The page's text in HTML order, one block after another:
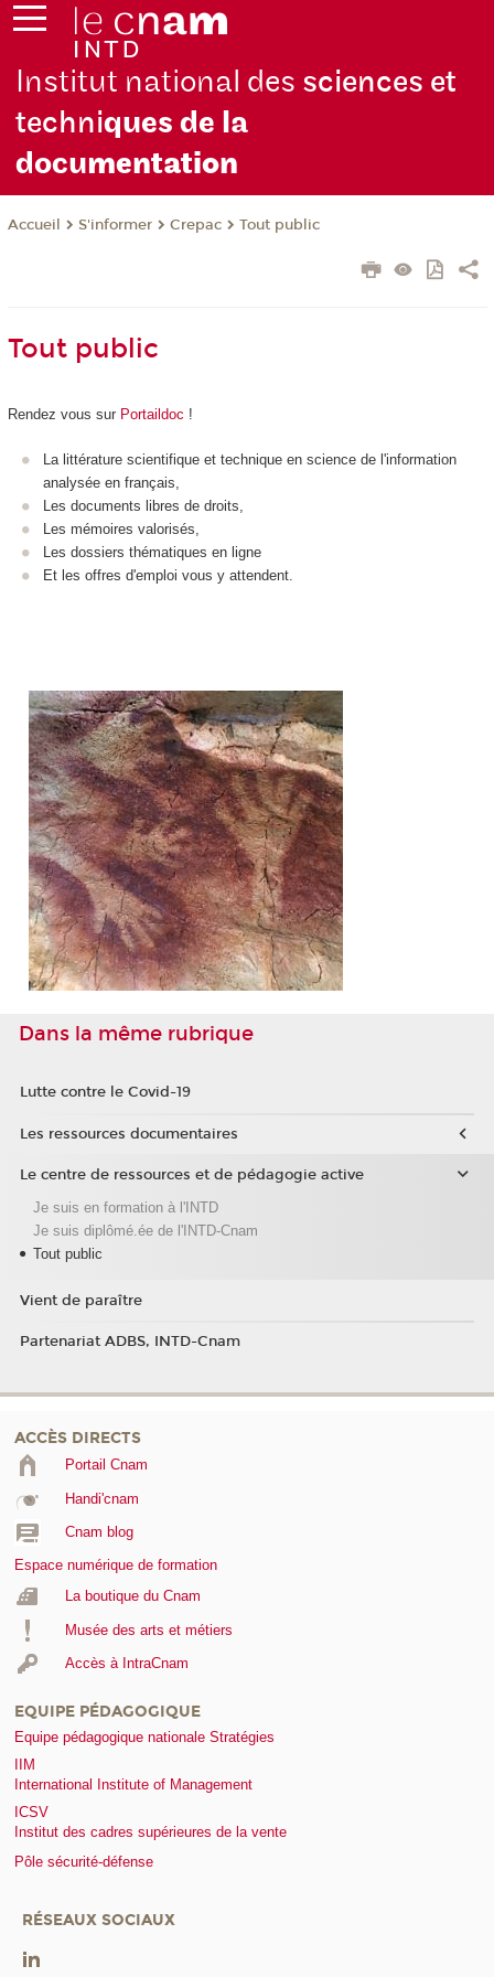
Institut national des sciences et
techniques de la
documentation
Accueil S'informer Crepac Tout public
Tout public
Rendez vous sur Portaildoc !
La littérature scientifique et technique en science de l'information
analysée en français,
Les documents libres de droits,
Les mémoires valorisés,
Les dossiers thématiques en ligne
Et les offres d'emploi vous y attendent.
Dans la même rubrique
Lutte contre le Covid-19
Les ressources documentaires
Le centre de ressources et de pédagogie active
Je suis en formation à l'INTD
Je suis diplômé.ée de l'INTD-Cnam
Tout public
Vient de paraître
Partenariat ADBS, INTD-Cnam
ACCÈS DIRECTS
Portail Cnam
Handi'cnam
Cnam blog
Espace numérique de formation
La boutique du Cnam
Musée des arts et métiers
Accès à IntraCnam
EQUIPE PÉDAGOGIQUE
Equipe pédagogique nationale Stratégies
IIM
International Institute of Management
ICSV
Institut des cadres supérieures de la vente
Pôle sécurité-défense
RÉSEAUX SOCIAUX